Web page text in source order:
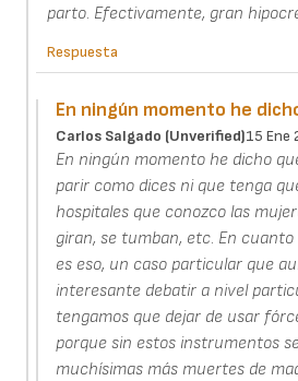
parto. Efectivamente, gran
Respuesta
En ningún momento he
Carlos Salgado (unverified)15 Ene
En ningún momento he dicho
parir como dices ni que tenga
hospitales que conozco las
giran, se tumban, etc. En
es eso, un caso particular que
interesante debatir a nivel
tengamos que dejar de usar
porque sin estos instrumentos
muchísimas más muertes de